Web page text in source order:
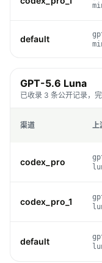
default
GPT-5.6 Luna
已收录 3 条公开记录，
渠道 上
codex_pro
codex_pro_1
default